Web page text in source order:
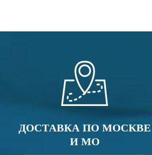
ДОСТАВКА ПО МОСКВЕ
И МО